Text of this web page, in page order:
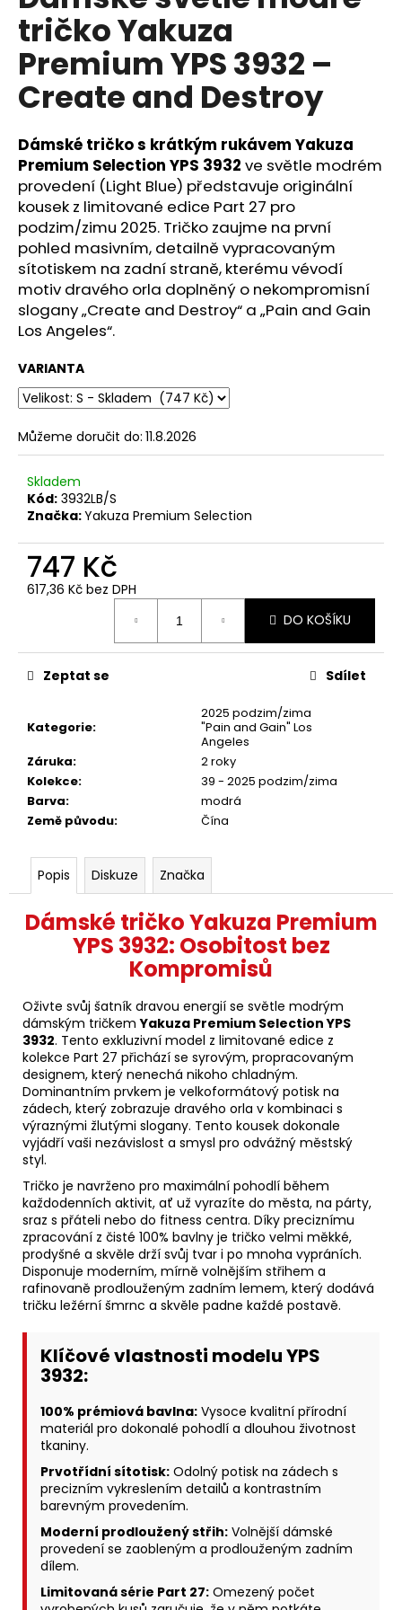
0,0
z
5
hvězdiček.
tričko Yakuza
Premium YPS 3932 –
Create and Destroy
Dámské tričko s krátkým rukávem Yakuza
Premium Selection YPS 3932 ve světle modrém
provedení (Light Blue) představuje originální
kousek z limitované edice Part 27 pro
podzim/zimu 2025. Tričko zaujme na první
pohled masivním, detailně vypracovaným
sítotiskem na zadní straně, kterému vévodí
motiv dravého orla doplněný o nekompromisní
slogany „Create and Destroy“ a „Pain and Gain
Los Angeles“.
VARIANTA
Můžeme doručit do: 11.8.2026
Skladem
Kód: 3932LB/S
Značka:Yakuza Premium Selection
747 Kč
617,36 Kč bez DPH
DO KOŠÍKU
Kategorie:
2025 podzim/zima
"Pain and Gain" Los
Angeles
Záruka:
2 roky
Kolekce:
39 - 2025 podzim/zima
Barva:
modrá
Země původu: Čína
Zeptat se Sdílet
Popis Diskuze Značka
Dámské tričko Yakuza Premium
YPS 3932: Osobitost bez
Kompromisů
Oživte svůj šatník dravou energií se světle modrým
dámským tričkemYakuza Premium Selection YPS
3932. Tento exkluzivní model z limitované edice z
kolekce Part 27 přichází se syrovým, propracovaným
designem, který nenechá nikoho chladným.
Dominantním prvkem je velkoformátový potisk na
zádech, který zobrazuje dravého orla v kombinaci s
výraznými žlutými slogany. Tento kousek dokonale
vyjádří vaši nezávislost a smysl pro odvážný městský
styl.
Tričko je navrženo pro maximální pohodlí během
každodenních aktivit, ať už vyrazíte do města, na párty,
sraz s přáteli nebo do fitness centra. Díky preciznímu
zpracování z čisté 100% bavlny je tričko velmi měkké,
prodyšné a skvěle drží svůj tvar i po mnoha vypráních.
Disponuje moderním, mírně volnějším střihem a
rafinovaně prodlouženým zadním lemem, který dodává
tričku ležérní šmrnc a skvěle padne každé postavě.
Klíčové vlastnosti modelu YPS
3932:
100% prémiová bavlna: Vysoce kvalitní přírodní
materiál pro dokonalé pohodlí a dlouhou životnost
tkaniny.
Prvotřídní sítotisk: Odolný potisk na zádech s
precizním vykreslením detailů a kontrastním
barevným provedením.
Moderní prodloužený střih: Volnější dámské
provedení se zaobleným a prodlouženým zadním
dílem.
Limitovaná série Part 27: Omezený počet
a
j
í
t
?
HLEDAT
D
o
p
r
u
č
j
m
e
PÁNSKÉ
OLIVOVÉ
TRIČKO
YAKUZA
204
BROKEN
848
Kč